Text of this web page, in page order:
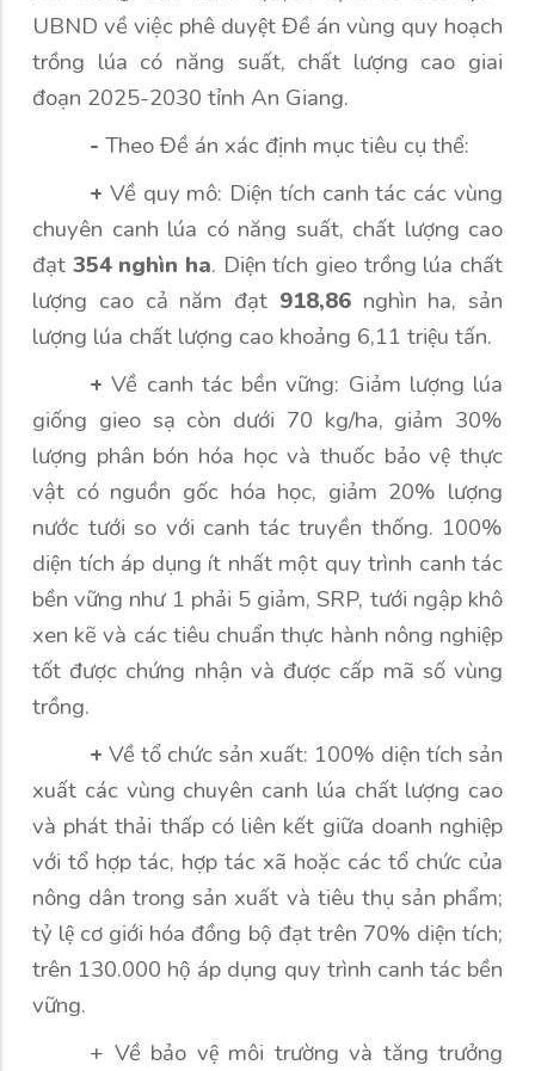
UBND về việc phê duyệt Đề án vùng quy hoạch
trồng lúa có năng suất, chất lượng cao giai
đoạn 2025-2030 tỉnh An Giang.
- Theo Đề án xác định mục tiêu cụ thể:
+ Về quy mô: Diện tích canh tác các vùng
chuyên canh lúa có năng suất, chất lượng cao
đạt 354 nghìn ha. Diện tích gieo trồng lúa chất
lượng cao cả năm đạt 918,86 nghìn ha, sản
lượng lúa chất lượng cao khoảng 6,11 triệu tấn.
+Về canh tác bền vững: Giảm lượng lúa
giống gieo sạ còn dưới 70 kg/ha, giảm 30%
lượng phân bón hóa học và thuốc bảo vệ thực
vật có nguồn gốc hóa học, giảm 20% lượng
nước tưới so với canh tác truyền thống. 100%
diện tích áp dụng ít nhất một quy trình canh tác
bền vững như 1 phải 5 giảm, SRP, tưới ngập khô
xen kẽ và các tiêu chuẩn thực hành nông nghiệp
tốt được chứng nhận và được cấp mã số vùng
trồng.
+ Về tổ chức sản xuất: 100% diện tích sản
xuất các vùng chuyên canh lúa chất lượng cao
và phát thải thấp có liên kết giữa doanh nghiệp
với tổ hợp tác, hợp tác xã hoặc các tổ chức của
nông dân trong sản xuất và tiêu thụ sản phẩm;
tỷ lệ cơ giới hóa đồng bộ đạt trên 70% diện tích;
trên 130.000 hộ áp dụng quy trình canh tác bền
vững.
+ Về bảo vệ môi trường và tăng trưởng